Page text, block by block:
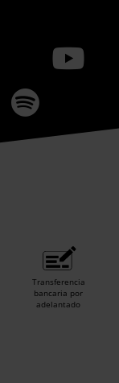
Transferencia
bancaria por
adelantado